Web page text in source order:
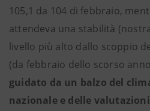
105,1 da 104 di febbraio,
attendeva una stabilità
livello più alto dallo scoppio
(da febbraio dello scorso
guidato da un balzo del
nazionale e delle